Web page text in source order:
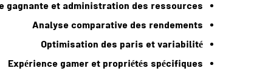
gagnante et administration des ressources
Analyse comparative des rendements
Optimisation des paris et variabilité
Expérience gamer et propriétés spécifiques